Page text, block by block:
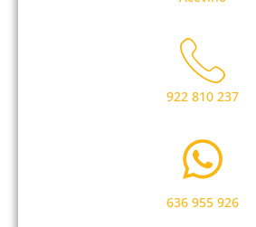
922 810 237
636 955 926